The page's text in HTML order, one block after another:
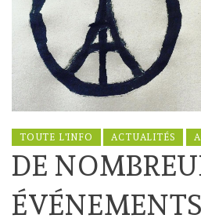
TOUTE L'INFO ACTUALITÉS
DE
ÉVÉNEMENTS